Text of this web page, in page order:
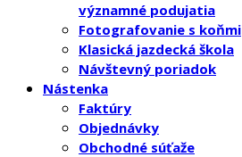
významné podujatia
Fotografovanie s koňmi
Klasická jazdecká škola
Návštevný poriadok
Nástenka
Faktúry
Objednávky
Obchodné súťaže